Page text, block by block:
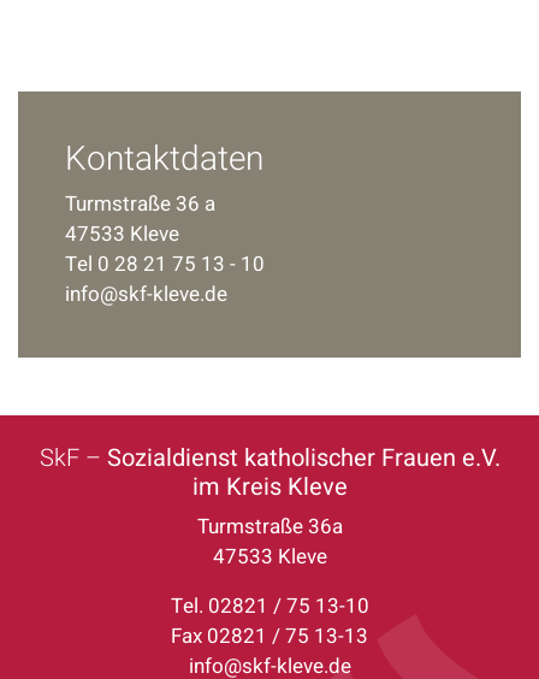
Kontaktdaten
Turmstraße 36 a
47533 Kleve
Tel 0 28 21 75 13 - 10
info@skf-kleve.de
SkF – Sozialdienst katholischer Frauen e.V.
im Kreis Kleve
Turmstraße 36a
47533 Kleve
Tel. 02821 / 75 13-10
Fax 02821 / 75 13-13
info@skf-kleve.de